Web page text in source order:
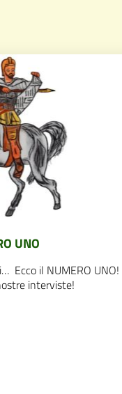
UNO
Ecco il NUMERO UNO!
interviste!